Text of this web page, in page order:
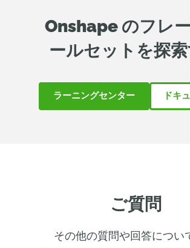
Onshape のフレ
ールセットを探
ラーニングセンター ドキ
ご質問
その他の質問や回答につい